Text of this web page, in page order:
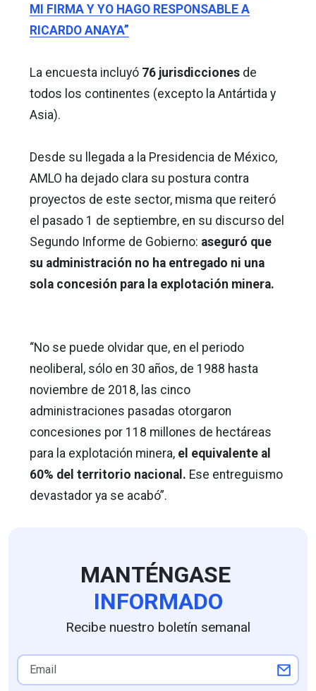
MI FIRMA Y YO HAGO RESPONSABLE A
RICARDO ANAYA”
La encuesta incluyó 76 jurisdicciones de
todos los continentes (excepto la Antártida y
Asia).
Desde su llegada a la Presidencia de México,
AMLO ha dejado clara su postura contra
proyectos de este sector, misma que reiteró
el pasado 1 de septiembre, en su discurso del
Segundo Informe de Gobierno: aseguró que
su administración no ha entregado ni una
sola concesión para la explotación minera.
“No se puede olvidar que, en el periodo
neoliberal, sólo en 30 años, de 1988 hasta
noviembre de 2018, las cinco
administraciones pasadas otorgaron
concesiones por 118 millones de hectáreas
para la explotación minera, el equivalente al
60% del territorio nacional. Ese entreguismo
devastador ya se acabó”.
MANTÉNGASE
INFORMADO
Recibe nuestro boletín semanal